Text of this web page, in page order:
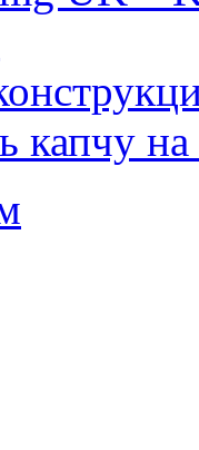
капчу